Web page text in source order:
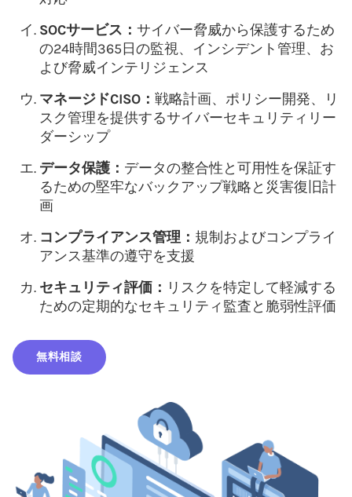
SOCサービス： サイバー脅威から保護するため
の24時間365日の監視、インシデント管理、お
よび脅威インテリジェンス
マネージドCISO： 戦略計画、ポリシー開発、リ
スク管理を提供するサイバーセキュリティリー
ダーシップ
データ保護： データの整合性と可用性を保証す
るための堅牢なバックアップ戦略と災害復旧計
画
コンプライアンス管理： 規制およびコンプライ
アンス基準の遵守を支援
セキュリティ評価： リスクを特定して軽減する
ための定期的なセキュリティ監査と脆弱性評価
無料相談